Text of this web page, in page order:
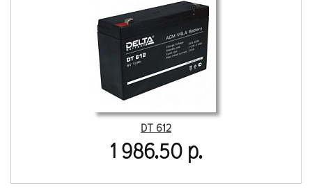
DT 612
1 986.50 р.